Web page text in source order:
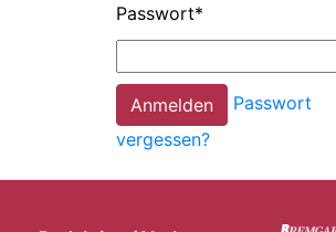
E-
Passwort*
Passwort
vergessen?